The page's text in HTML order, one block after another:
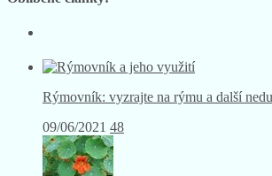
Rýmovník: vyzrajte na rýmu a další
09/06/2021 48